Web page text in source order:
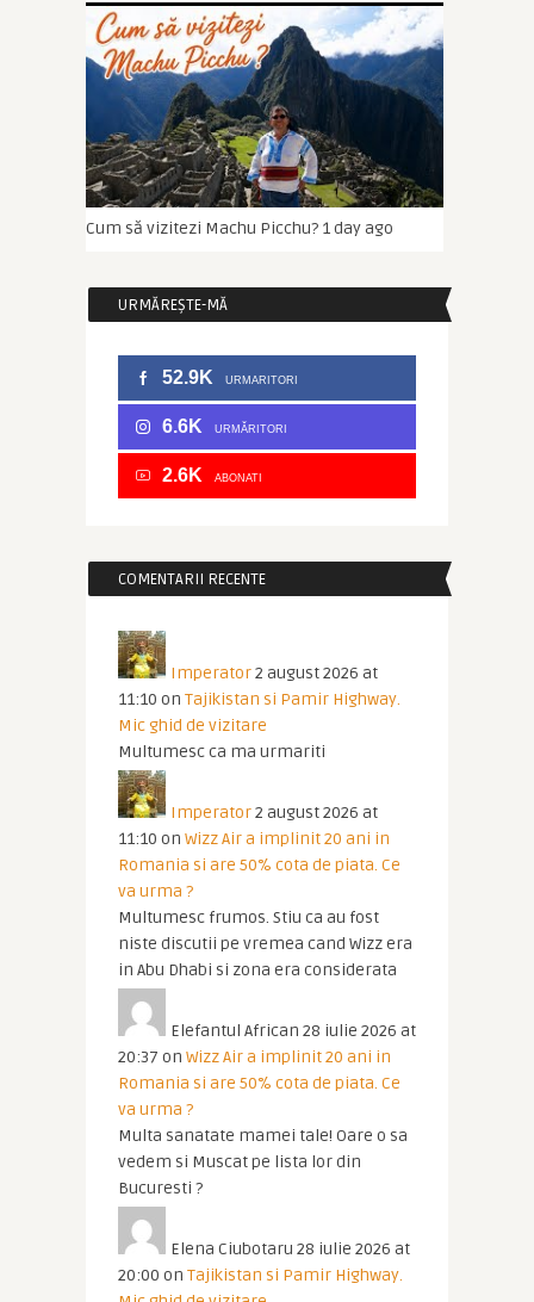
Cum să vizitezi Machu Picchu? 1 day ago
URMĂREȘTE-MĂ
52.9K URMARITORI
6.6K URMĂRITORI
2.6K ABONATI
COMENTARII RECENTE
Imperator2 august 2026 at
11:10 on Tajikistan si Pamir Highway.
Mic ghid de vizitare
Multumesc ca ma urmariti
Imperator2 august 2026 at
11:10 on Wizz Air a implinit 20 ani in
Romania si are 50% cota de piata. Ce
va urma ?
Multumesc frumos. Stiu ca au fost
niste discutii pe vremea cand Wizz era
in Abu Dhabi si zona era considerata
Elefantul African 28 iulie 2026 at
20:37 on Wizz Air a implinit 20 ani in
Romania si are 50% cota de piata. Ce
va urma ?
Multa sanatate mamei tale! Oare o sa
vedem si Muscat pe lista lor din
Bucuresti ?
Elena Ciubotaru 28 iulie 2026 at
20:00 on Tajikistan si Pamir Highway.